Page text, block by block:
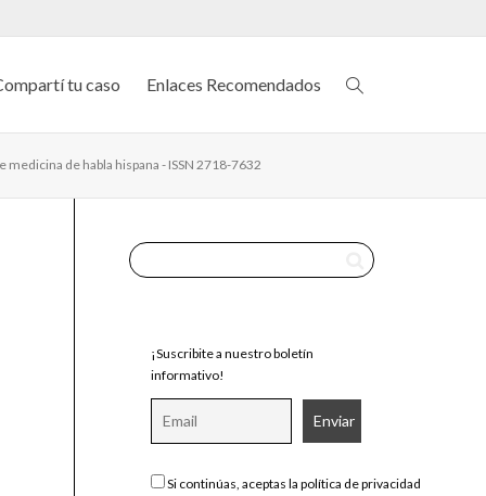
tu caso Enlaces Recomendados
de habla hispana - ISSN 2718-7632
¡Suscribite a nuestro boletín
informativo!
Si continúas, aceptas la política de privacidad